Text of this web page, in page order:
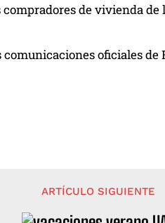
de vivienda
comunicaciones oficiales
ARTÍCULO SIGUIENTE